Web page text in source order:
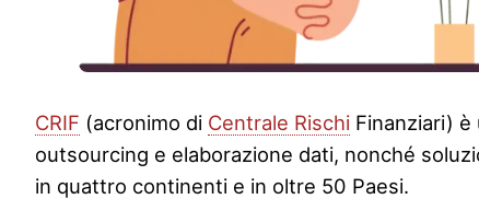
CRIF (acronimo di Centrale Rischi Finanziari) è
outsourcing e elaborazione dati, nonché
in quattro continenti e in oltre 50 Paesi.